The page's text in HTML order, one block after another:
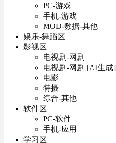
PC-游戏
手机-游戏
MOD-数据-其他
娱乐-舞蹈区
影视区
电视剧-网剧
电视剧-网剧 [AI生成]
电影
特摄
综合-其他
软件区
PC-软件
手机-应用
学习区